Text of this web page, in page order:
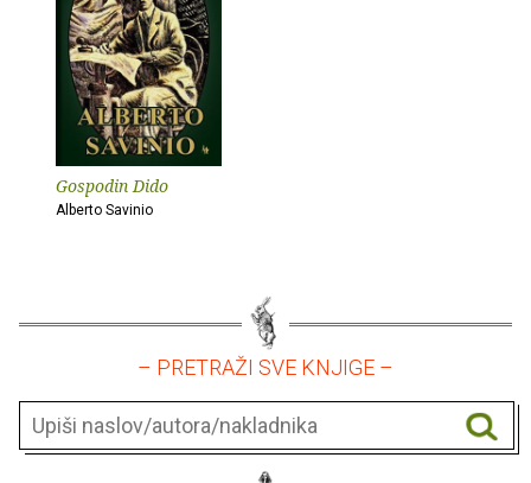
Gospodin Dido
Alberto Savinio
– PRETRAŽI SVE KNJIGE –